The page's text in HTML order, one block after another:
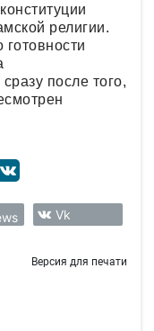
религии.
после того,
Vk
Версия для печати